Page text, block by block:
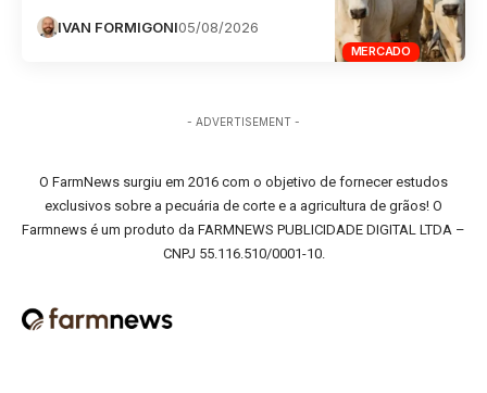
MERCADO
IVAN FORMIGONI05/08/2026
- ADVERTISEMENT -
O FarmNews surgiu em 2016 com o objetivo de fornecer estudos
exclusivos sobre a pecuária de corte e a agricultura de grãos! O
Farmnews é um produto da FARMNEWS PUBLICIDADE DIGITAL LTDA –
CNPJ 55.116.510/0001-10.